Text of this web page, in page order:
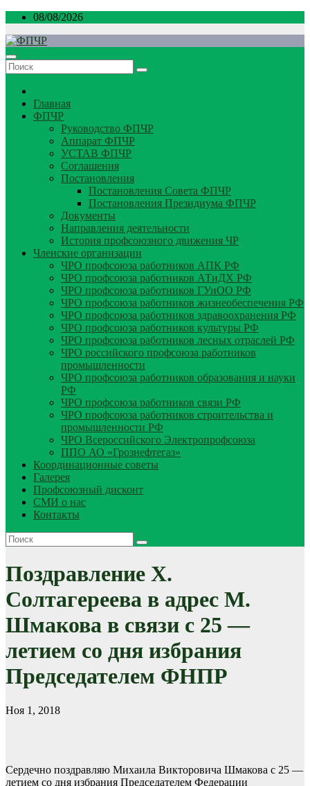
Перейти
содержимому
08/08/2026
Главная
ФПЧР
Руководство ФПЧР
Аппарат ФПЧР
УСТАВ ФПЧР
Соглашения
Постановления
Постановления Совета ФПЧР
Постановления Президиума ФПЧР
Документы
Направления деятельности
История профсоюзного движения ЧР
Членские организации
ЧРО профсоюза работников АПК РФ
ЧРО профсоюза работников АТиДХ РФ
ЧРО профсоюза работников ГУиОО РФ
ЧРО профсоюза работников жизнеобеспечения РФ
ЧРО профсоюза работников здравоохранения РФ
ЧРО профсоюза работников культуры РФ
ЧРО профсоюза работников лесных отраслей РФ
ЧРО российского профсоюза работников
промышленности
ЧРО профсоюза работников образования и науки
РФ
ЧРО профсоюза работников связи РФ
ЧРО профсоюза работников строительства и
промышленности РФ
ЧРО Всероссийского Электропрофсоюза
ППО АО «Грознефтегаз»
Координационные советы
Галерея
Профсоюзный дисконт
СМИ о нас
Контакты
Поздравление Х.
Солтагереева в адрес М.
Шмакова в связи с 25 —
летием со дня избрания
Председателем ФНПР
Ноя 1, 2018
Сердечно поздравляю Михаила Викторовича Шмакова с 25 —
летием со дня избрания Председателем Федерации